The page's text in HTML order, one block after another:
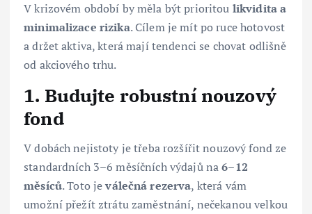
V krizovém období by měla být prioritou likvidita a
minimalizace rizika. Cílem je mít po ruce hotovost
a držet aktiva, která mají tendenci se chovat odlišně
od akciového trhu.
1. Budujte robustní nouzový
fond
V dobách nejistoty je třeba rozšířit nouzový fond ze
standardních 3–6 měsíčních výdajů na6–12
měsíců. Toto jeválečná rezerva, která vám
umožní přežít ztrátu zaměstnání, nečekanou velkou